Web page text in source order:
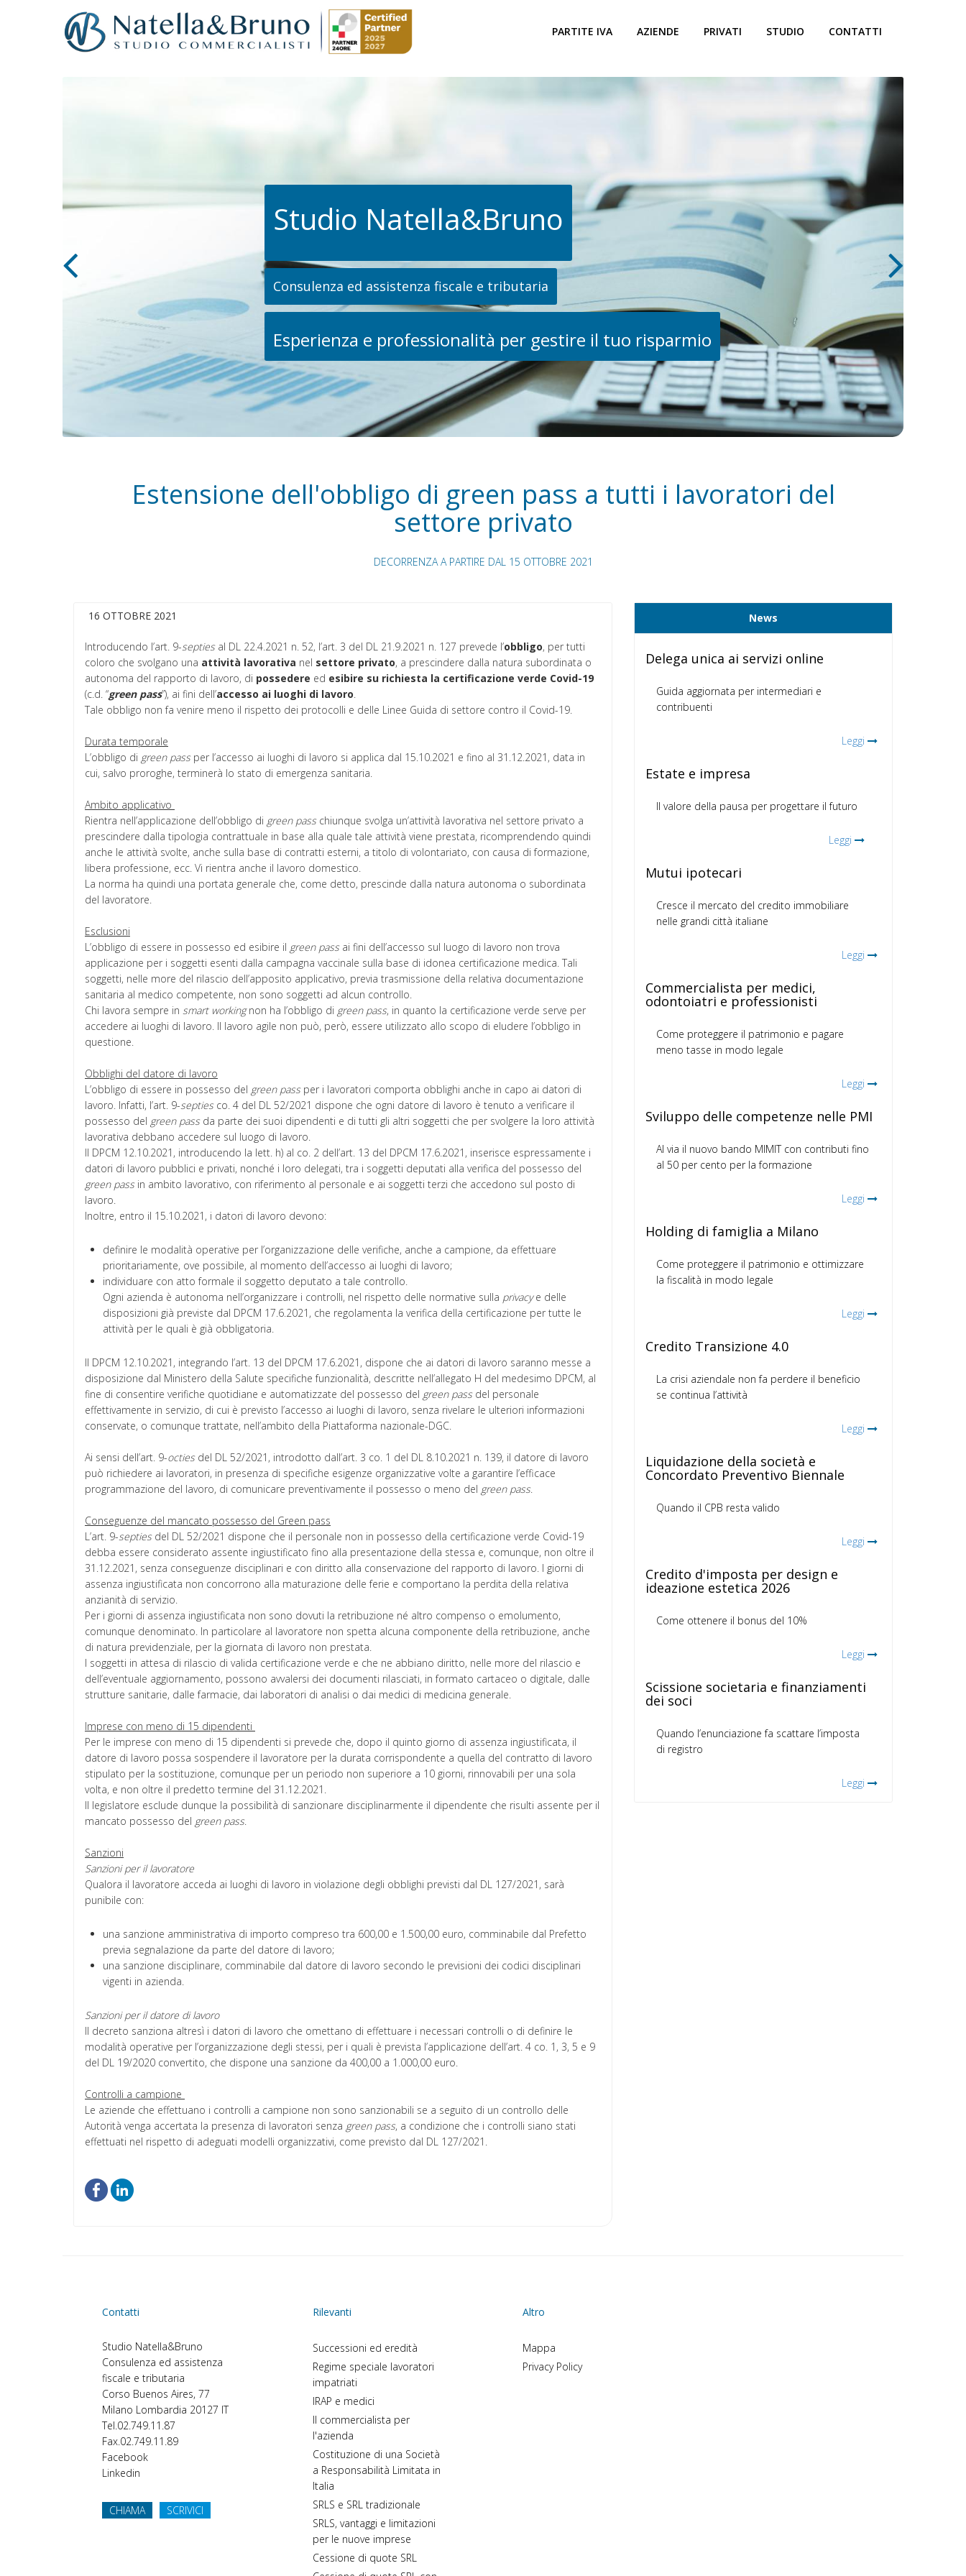
CONTATTI
STUDIO
PRIVATI
AZIENDE
PARTITE IVA
Studio Natella&Bruno
Consulenza ed assistenza fiscale e tributaria
Esperienza e professionalità per gestire il tuo risparmio
Estensione dell'obbligo di green pass a tutti i lavoratori del
settore privato
DECORRENZA A PARTIRE DAL 15 OTTOBRE 2021
16 OTTOBRE 2021
Introducendo l’art. 9-septies al DL 22.4.2021 n. 52, l’art. 3 del DL 21.9.2021 n. 127 prevede l’obbligo, per tutti
coloro che svolgano una attività lavorativa nel settore privato, a prescindere dalla natura subordinata o
autonoma del rapporto di lavoro, di possedere ed esibire su richiesta la certificazione verde Covid-19
(c.d. “green pass”), ai fini dell’accesso ai luoghi di lavoro.
Tale obbligo non fa venire meno il rispetto dei protocolli e delle Linee Guida di settore contro il Covid-19.
Durata temporale
L’obbligo di green pass per l’accesso ai luoghi di lavoro si applica dal 15.10.2021 e fino al 31.12.2021, data in
cui, salvo proroghe, terminerà lo stato di emergenza sanitaria.
Ambito applicativo
Rientra nell’applicazione dell’obbligo di green pass chiunque svolga un’attività lavorativa nel settore privato a
prescindere dalla tipologia contrattuale in base alla quale tale attività viene prestata, ricomprendendo quindi
anche le attività svolte, anche sulla base di contratti esterni, a titolo di volontariato, con causa di formazione,
libera professione, ecc. Vi rientra anche il lavoro domestico.
La norma ha quindi una portata generale che, come detto, prescinde dalla natura autonoma o subordinata
del lavoratore.
Esclusioni
L’obbligo di essere in possesso ed esibire il green pass ai fini dell’accesso sul luogo di lavoro non trova
applicazione per i soggetti esenti dalla campagna vaccinale sulla base di idonea certificazione medica. Tali
soggetti, nelle more del rilascio dell’apposito applicativo, previa trasmissione della relativa documentazione
sanitaria al medico competente, non sono soggetti ad alcun controllo.
Chi lavora sempre in smart workingnon ha l’obbligo di green pass, in quanto la certificazione verde serve per
accedere ai luoghi di lavoro. Il lavoro agile non può, però, essere utilizzato allo scopo di eludere l’obbligo in
questione.
Obblighi del datore di lavoro
L’obbligo di essere in possesso del green pass per i lavoratori comporta obblighi anche in capo ai datori di
lavoro. Infatti, l’art. 9-septies co. 4 del DL 52/2021 dispone che ogni datore di lavoro è tenuto a verificare il
possesso del green pass da parte dei suoi dipendenti e di tutti gli altri soggetti che per svolgere la loro attività
lavorativa debbano accedere sul luogo di lavoro.
Il DPCM 12.10.2021, introducendo la lett. h) al co. 2 dell’art. 13 del DPCM 17.6.2021, inserisce espressamente i
datori di lavoro pubblici e privati, nonché i loro delegati, tra i soggetti deputati alla verifica del possesso del
green pass in ambito lavorativo, con riferimento al personale e ai soggetti terzi che accedono sul posto di
lavoro.
Inoltre, entro il 15.10.2021, i datori di lavoro devono:
definire le modalità operative per l’organizzazione delle verifiche, anche a campione, da effettuare
prioritariamente, ove possibile, al momento dell’accesso ai luoghi di lavoro;
individuare con atto formale il soggetto deputato a tale controllo.
Ogni azienda è autonoma nell’organizzare i controlli, nel rispetto delle normative sulla privacye delle
disposizioni già previste dal DPCM 17.6.2021, che regolamenta la verifica della certificazione per tutte le
attività per le quali è già obbligatoria.
Il DPCM 12.10.2021, integrando l’art. 13 del DPCM 17.6.2021, dispone che ai datori di lavoro saranno messe a
disposizione dal Ministero della Salute specifiche funzionalità, descritte nell’allegato H del medesimo DPCM, al
fine di consentire verifiche quotidiane e automatizzate del possesso del green pass del personale
effettivamente in servizio, di cui è previsto l’accesso ai luoghi di lavoro, senza rivelare le ulteriori informazioni
conservate, o comunque trattate, nell’ambito della Piattaforma nazionale-DGC.
Ai sensi dell’art. 9-octies del DL 52/2021, introdotto dall’art. 3 co. 1 del DL 8.10.2021 n. 139, il datore di lavoro
può richiedere ai lavoratori, in presenza di specifiche esigenze organizzative volte a garantire l’efficace
programmazione del lavoro, di comunicare preventivamente il possesso o meno del green pass.
Conseguenze del mancato possesso del Green pass
L’art. 9-septies del DL 52/2021 dispone che il personale non in possesso della certificazione verde Covid-19
debba essere considerato assente ingiustificato fino alla presentazione della stessa e, comunque, non oltre il
31.12.2021, senza conseguenze disciplinari e con diritto alla conservazione del rapporto di lavoro. I giorni di
assenza ingiustificata non concorrono alla maturazione delle ferie e comportano la perdita della relativa
anzianità di servizio.
Per i giorni di assenza ingiustificata non sono dovuti la retribuzione né altro compenso o emolumento,
comunque denominato. In particolare al lavoratore non spetta alcuna componente della retribuzione, anche
di natura previdenziale, per la giornata di lavoro non prestata.
I soggetti in attesa di rilascio di valida certificazione verde e che ne abbiano diritto, nelle more del rilascio e
dell’eventuale aggiornamento, possono avvalersi dei documenti rilasciati, in formato cartaceo o digitale, dalle
strutture sanitarie, dalle farmacie, dai laboratori di analisi o dai medici di medicina generale.
Imprese con meno di 15 dipendenti
Per le imprese con meno di 15 dipendenti si prevede che, dopo il quinto giorno di assenza ingiustificata, il
datore di lavoro possa sospendere il lavoratore per la durata corrispondente a quella del contratto di lavoro
stipulato per la sostituzione, comunque per un periodo non superiore a 10 giorni, rinnovabili per una sola
volta, e non oltre il predetto termine del 31.12.2021.
Il legislatore esclude dunque la possibilità di sanzionare disciplinarmente il dipendente che risulti assente per il
mancato possesso del green pass.
Sanzioni
Sanzioni per il lavoratore
Qualora il lavoratore acceda ai luoghi di lavoro in violazione degli obblighi previsti dal DL 127/2021, sarà
punibile con:
una sanzione amministrativa di importo compreso tra 600,00 e 1.500,00 euro, comminabile dal Prefetto
previa segnalazione da parte del datore di lavoro;
una sanzione disciplinare, comminabile dal datore di lavoro secondo le previsioni dei codici disciplinari
vigenti in azienda.
Sanzioni per il datore di lavoro
Il decreto sanziona altresì i datori di lavoro che omettano di effettuare i necessari controlli o di definire le
modalità operative per l’organizzazione degli stessi, per i quali è prevista l’applicazione dell’art. 4 co. 1, 3, 5 e 9
del DL 19/2020 convertito, che dispone una sanzione da 400,00 a 1.000,00 euro.
Controlli a campione
Le aziende che effettuano i controlli a campione non sono sanzionabili se a seguito di un controllo delle
Autorità venga accertata la presenza di lavoratori senza green pass, a condizione che i controlli siano stati
effettuati nel rispetto di adeguati modelli organizzativi, come previsto dal DL 127/2021.
News
Delega unica ai servizi online
Guida aggiornata per intermediari e
contribuenti
Leggi
Estate e impresa
Il valore della pausa per progettare il futuro
Leggi
Mutui ipotecari
Cresce il mercato del credito immobiliare
nelle grandi città italiane
Leggi
Commercialista per medici,
odontoiatri e professionisti
Come proteggere il patrimonio e pagare
meno tasse in modo legale
Leggi
Sviluppo delle competenze nelle PMI
Al via il nuovo bando MIMIT con contributi fino
al 50 per cento per la formazione
Leggi
Holding di famiglia a Milano
Come proteggere il patrimonio e ottimizzare
la fiscalità in modo legale
Leggi
Credito Transizione 4.0
La crisi aziendale non fa perdere il beneficio
se continua l’attività
Leggi
Liquidazione della società e
Concordato Preventivo Biennale
Quando il CPB resta valido
Leggi
Credito d'imposta per design e
ideazione estetica 2026
Come ottenere il bonus del 10%
Leggi
Scissione societaria e finanziamenti
dei soci
Quando l’enunciazione fa scattare l’imposta
di registro
Leggi
Contatti
Studio Natella&Bruno
Consulenza ed assistenza
fiscale e tributaria
Corso Buenos Aires, 77
Milano Lombardia 20127 IT
Tel.02.749.11.87
Fax.02.749.11.89
Facebook
Linkedin
CHIAMA SCRIVICI
Rilevanti
Successioni ed eredità
Regime speciale lavoratori
impatriati
IRAP e medici
Il commercialista per
l'azienda
Costituzione di una Società
a Responsabilità Limitata in
Italia
SRLS e SRL tradizionale
SRLS, vantaggi e limitazioni
per le nuove imprese
Cessione di quote SRL
Altro
Mappa
Privacy Policy